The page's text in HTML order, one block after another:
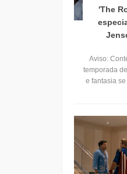
'The
Aviso:
temporada
e fantasia